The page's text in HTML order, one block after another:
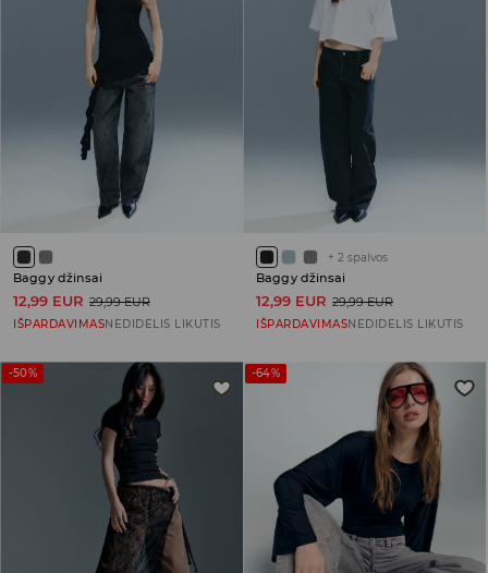
Baggy džinsai
12,99 EUR 29,99 EUR
IŠPARDAVIMASNEDIDELIS LIKUTIS
+ 2 spalvos
Baggy džinsai
12,99 EUR 29,99 EUR
IŠPARDAVIMASNEDIDELIS LIKUTIS
-50% -64%